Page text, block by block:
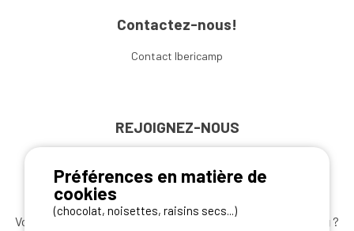
Contactez-nous!
Contact Ibericamp
REJOIGNEZ-NOUS
Vous souhaitez bénéficier des meilleures offres camping ?
Préférences en matière de
cookies
(chocolat, noisettes, raisins secs...)